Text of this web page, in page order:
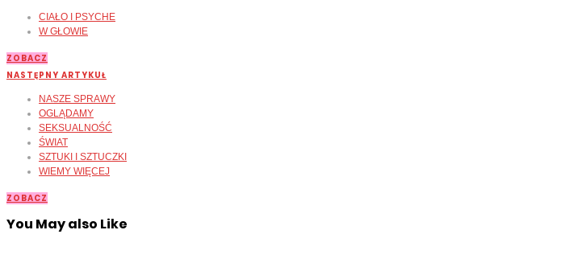
CIAŁO I PSYCHE
W GŁOWIE
ZOBACZ
NASTĘPNY ARTYKUŁ
NASZE SPRAWY
OGLĄDAMY
SEKSUALNOŚĆ
ŚWIAT
SZTUKI I SZTUCZKI
WIEMY WIĘCEJ
ZOBACZ
You May also Like